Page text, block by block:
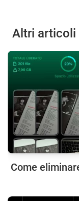
Altri articoli
Come